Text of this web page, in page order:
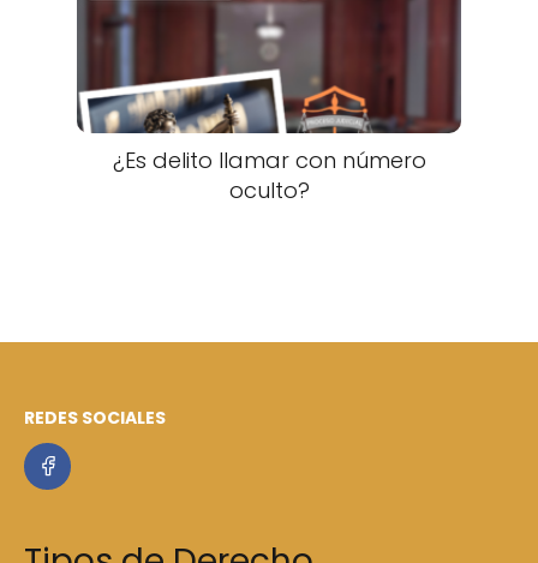
¿Es delito llamar con número
oculto?
REDES SOCIALES